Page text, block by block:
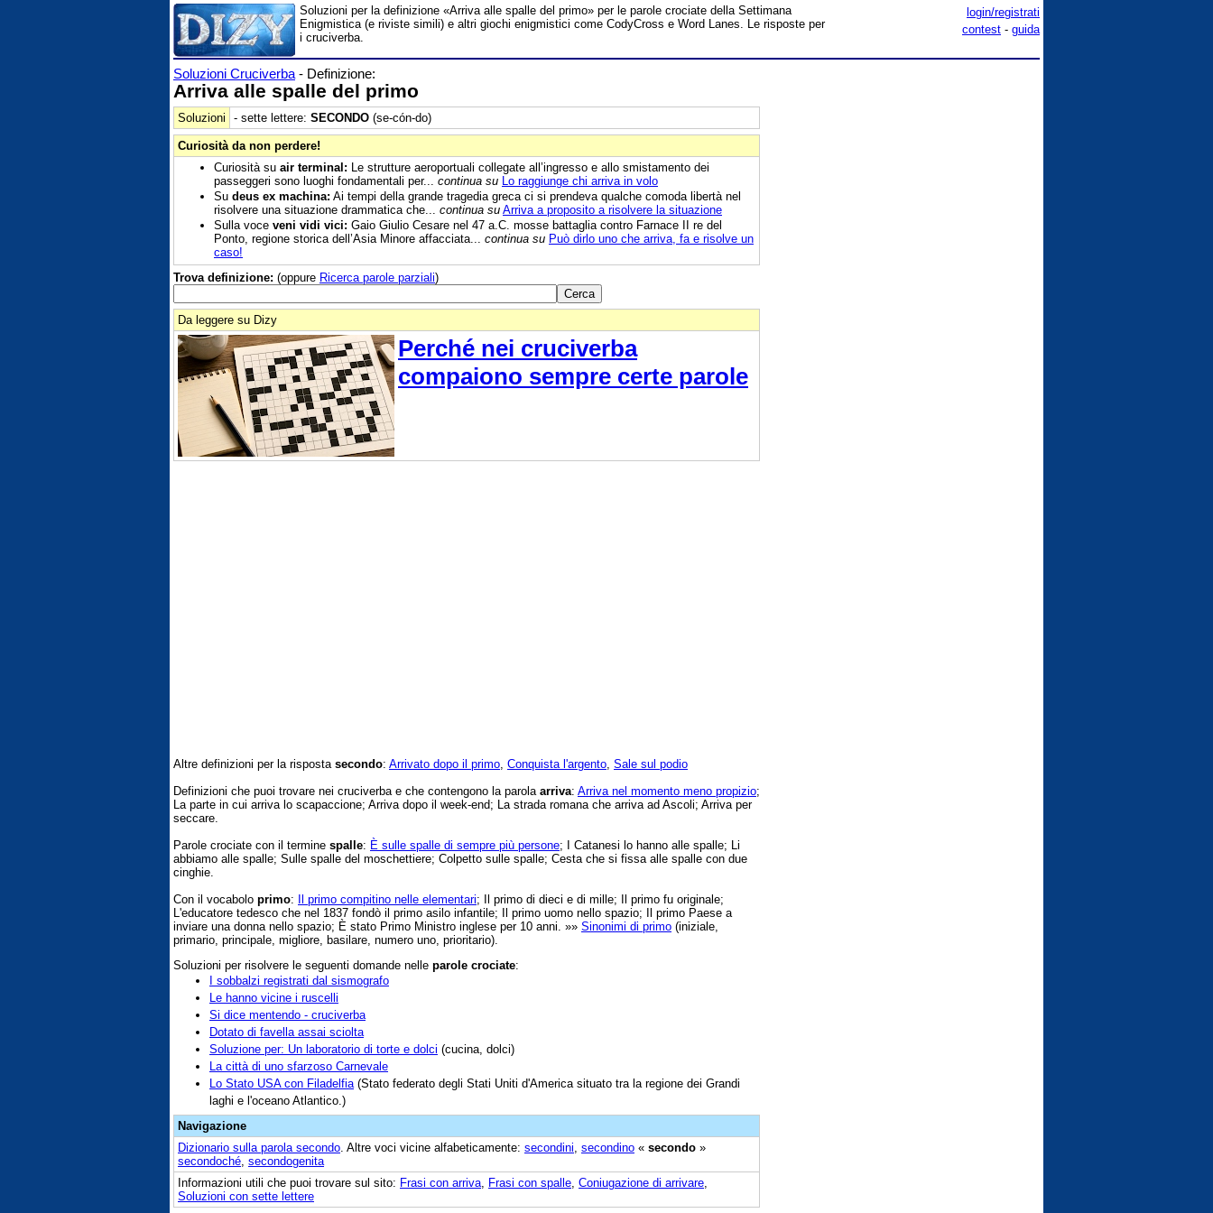
login/registrati
contest - guida
Soluzioni per la definizione «Arriva alle spalle del primo» per le parole crociate della Settimana
Enigmistica (e riviste simili) e altri giochi enigmistici come CodyCross e Word Lanes. Le risposte per
i cruciverba.
Soluzioni Cruciverba - Definizione:
Arriva alle spalle del primo
Soluzioni - sette lettere: SECONDO (se-cón-do)
Curiosità da non perdere!
Curiosità su air terminal: Le strutture aeroportuali collegate all’ingresso e allo smistamento dei
passeggeri sono luoghi fondamentali per... continua su Lo raggiunge chi arriva in volo
Su deus ex machina: Ai tempi della grande tragedia greca ci si prendeva qualche comoda libertà nel
risolvere una situazione drammatica che... continua su Arriva a proposito a risolvere la situazione
Sulla voce veni vidi vici: Gaio Giulio Cesare nel 47 a.C. mosse battaglia contro Farnace II re del
Ponto, regione storica dell’Asia Minore affacciata... continua su Può dirlo uno che arriva, fa e risolve un
caso!
Trova definizione: (oppure Ricerca parole parziali)
Da leggere su Dizy
Perché nei cruciverba
compaiono sempre certe parole
Altre definizioni per la risposta secondo: Arrivato dopo il primo Conquista l'argento Sale sul podio
Definizioni che puoi trovare nei cruciverba e che contengono la parola arriva: Arriva nel momento meno propizio;
La parte in cui arriva lo scapaccione; Arriva dopo il week-end; La strada romana che arriva ad Ascoli; Arriva per
seccare.
Parole crociate con il termine spalle: È sulle spalle di sempre più persone; I Catanesi lo hanno alle spalle; Li
abbiamo alle spalle; Sulle spalle del moschettiere; Colpetto sulle spalle; Cesta che si fissa alle spalle con due
cinghie.
Con il vocabolo primo: Il primo compitino nelle elementari; Il primo di dieci e di mille; Il primo fu originale;
L'educatore tedesco che nel 1837 fondò il primo asilo infantile; Il primo uomo nello spazio; Il primo Paese a
inviare una donna nello spazio; È stato Primo Ministro inglese per 10 anni. »» Sinonimi di primo (iniziale,
primario, principale, migliore, basilare, numero uno, prioritario).
Soluzioni per risolvere le seguenti domande nelle parole crociate:
I sobbalzi registrati dal sismografo
Le hanno vicine i ruscelli
Si dice mentendo - cruciverba
Dotato di favella assai sciolta
Soluzione per: Un laboratorio di torte e dolci (cucina, dolci)
La città di uno sfarzoso Carnevale
Lo Stato USA con Filadelfia (Stato federato degli Stati Uniti d'America situato tra la regione dei Grandi
laghi e l'oceano Atlantico.)
Navigazione
Dizionario sulla parola secondo . Altre voci vicine alfabeticamente: secondini secondino « secondo »
secondoché secondogenita
Informazioni utili che puoi trovare sul sito: Frasi con arriva Frasi con spalle Coniugazione di arrivare
Soluzioni con sette lettere